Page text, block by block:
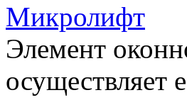
Микролифт
Элемент
осуществляет